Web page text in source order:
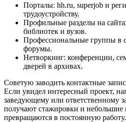
Порталы: hh.ru, superjob и
трудоустройству.
Профильные разделы на
библиотек и вузов.
Профессиональные группы в
форумы.
Нетворкинг: конференции,
дверей в архивах.
Советую заводить контактные
Если увидел интересный проект,
заведующему или ответственному
получают стажировки и небольшие
превращаются в постоянную работу.